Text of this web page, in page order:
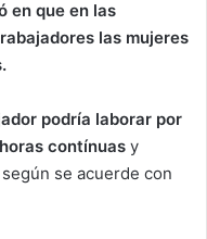
en que en las
las mujeres
podría laborar por
contínuas y
se acuerde con